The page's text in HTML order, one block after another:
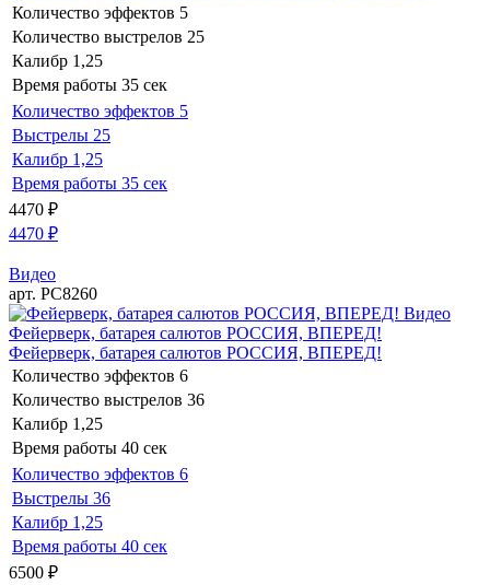
Количество эффектов 5
Количество выстрелов 25
Калибр 1,25
Время работы 35 сек
Количество эффектов 5
Выстрелы 25
Калибр 1,25
Время работы 35 сек
4470 ₽
4470 ₽
Видео
арт. РС8260
Видео
Фейерверк, батарея салютов РОССИЯ, ВПЕРЕД!
Фейерверк, батарея салютов РОССИЯ, ВПЕРЕД!
Количество эффектов 6
Количество выстрелов 36
Калибр 1,25
Время работы 40 сек
Количество эффектов 6
Выстрелы 36
Калибр 1,25
Время работы 40 сек
6500 ₽